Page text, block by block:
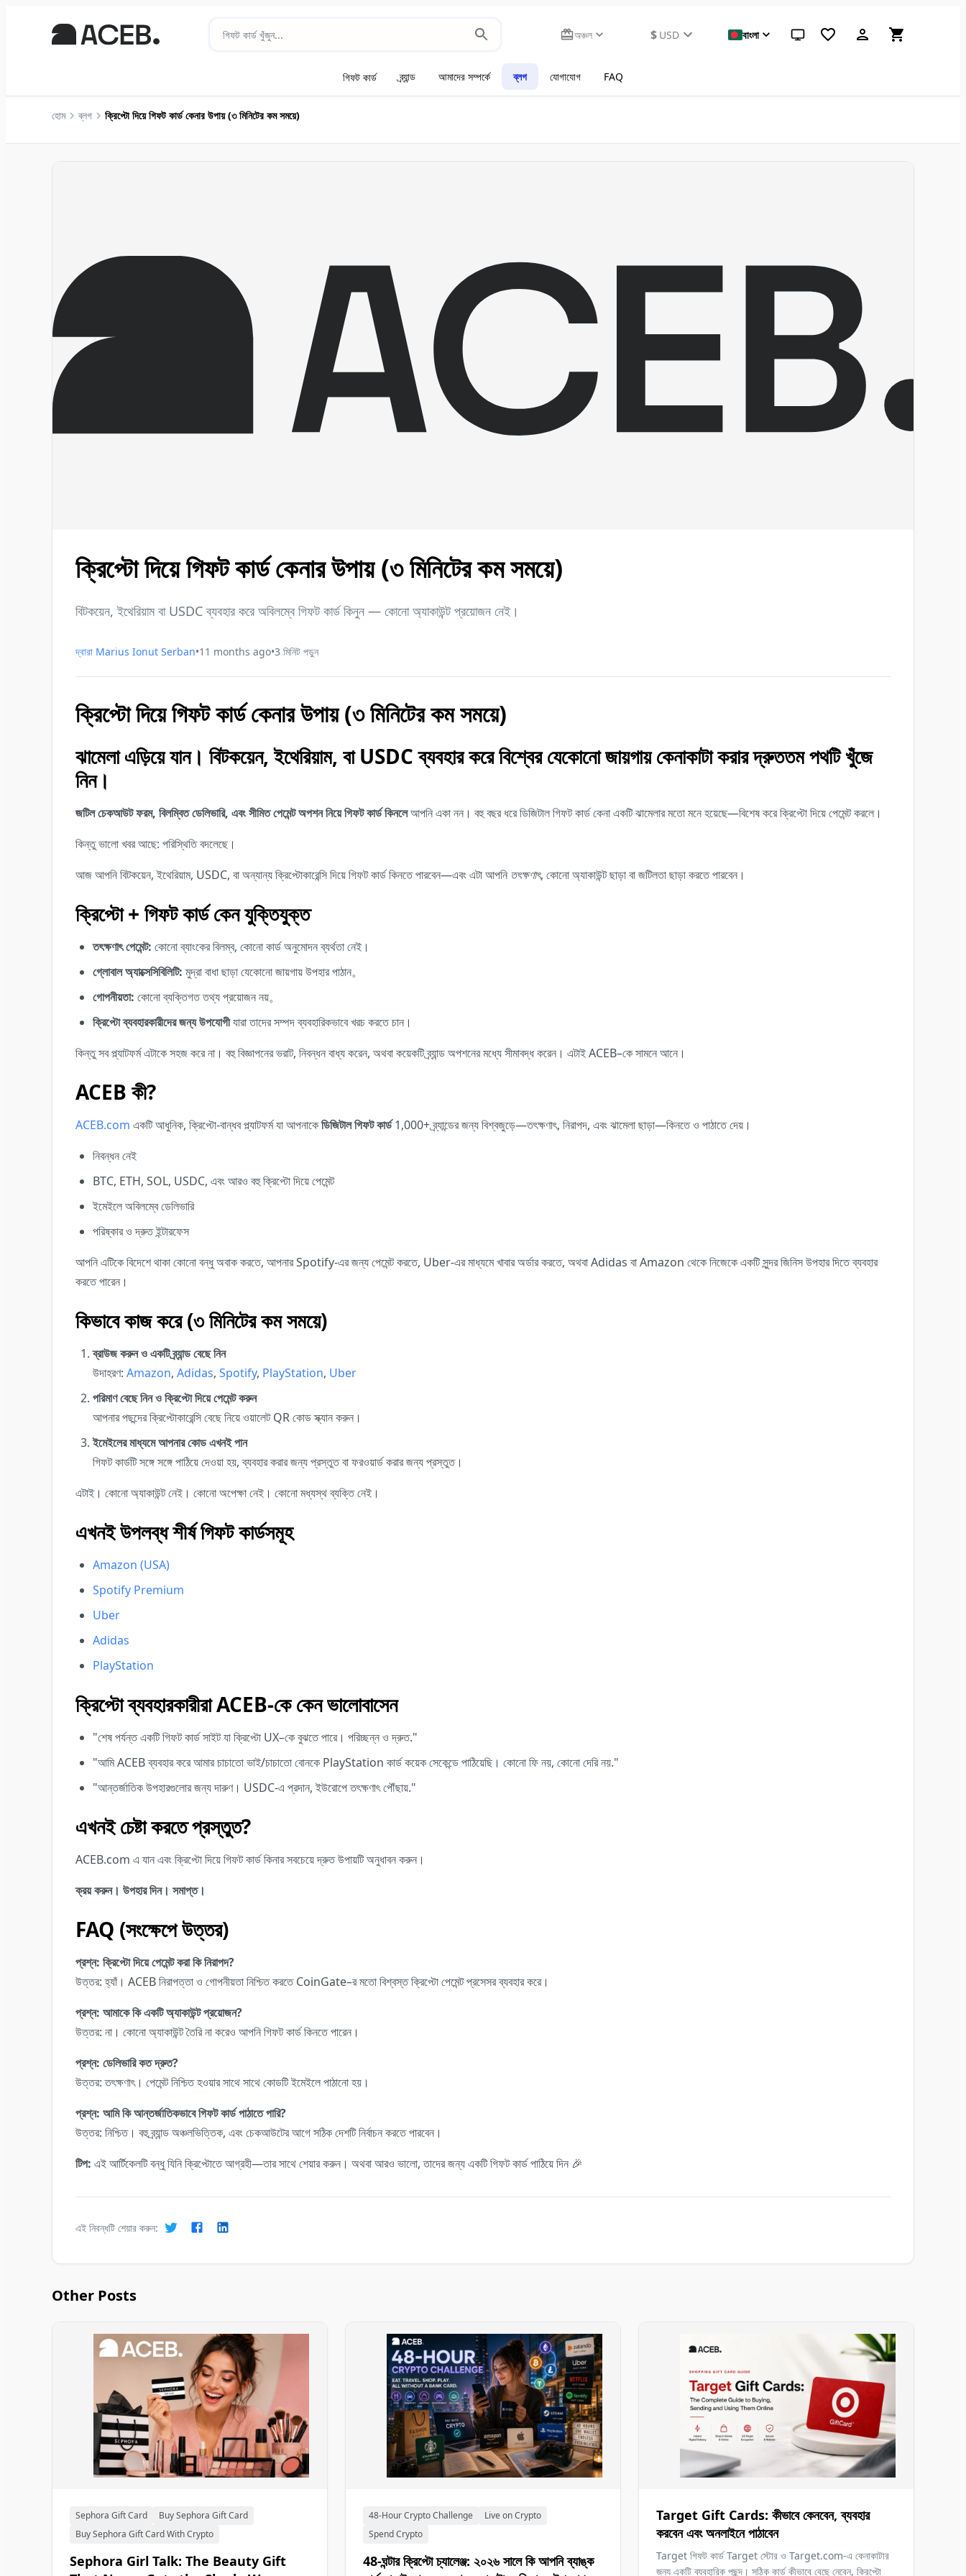
অঞ্চল $ USD বাংলা সিস্টেম থিম (লাইটের জন্য ক্লিক করুন)
গিফট কার্ড ব্র্যান্ড আমাদের সম্পর্কে ব্লগ যোগাযোগ FAQ
হোম ব্লগ ক্রিপ্টো দিয়ে গিফট কার্ড কেনার উপায় (৩ মিনিটের কম সময়ে)
ক্রিপ্টো দিয়ে গিফট কার্ড কেনার উপায় (৩ মিনিটের কম সময়ে)
বিটকয়েন, ইথেরিয়াম বা USDC ব্যবহার করে অবিলম্বে গিফট কার্ড কিনুন — কোনো অ্যাকাউন্ট প্রয়োজন নেই।
দ্বারা Marius Ionut Serban•11 months ago•3 মিনিট পড়ুন
ক্রিপ্টো দিয়ে গিফট কার্ড কেনার উপায় (৩ মিনিটের কম সময়ে)
ঝামেলা এড়িয়ে যান। বিটকয়েন, ইথেরিয়াম, বা USDC ব্যবহার করে বিশ্বের যেকোনো জায়গায় কেনাকাটা করার দ্রুততম পথটি খুঁজে
নিন।
জটিল চেকআউট ফরম, বিলম্বিত ডেলিভারি, এবং সীমিত পেমেন্ট অপশন নিয়ে গিফট কার্ড কিনলেআপনি একা নন। বহু বছর ধরে ডিজিটাল গিফট কার্ড কেনা একটি ঝামেলার মতো মনে হয়েছে—বিশেষ করে ক্রিপ্টো দিয়ে পেমেন্ট করলে।
কিন্তু ভালো খবর আছে: পরিস্থিতি বদলেছে।
আজ আপনি বিটকয়েন, ইথেরিয়াম, USDC, বা অন্যান্য ক্রিপ্টোকারেন্সি দিয়ে গিফট কার্ড কিনতে পারবেন—এবং এটা আপনি তৎক্ষণাৎ, কোনো অ্যাকাউন্ট ছাড়া বা জটিলতা ছাড়া করতে পারবেন।
ক্রিপ্টো + গিফট কার্ড কেন যুক্তিযুক্ত
তৎক্ষণাৎ পেমেন্ট: কোনো ব্যাংকের বিলম্ব, কোনো কার্ড অনুমোদন ব্যর্থতা নেই।
গ্লোবাল অ্যাক্সেসিবিলিটি: মুদ্রা বাধা ছাড়া যেকোনো জায়গায় উপহার পাঠান。
গোপনীয়তা: কোনো ব্যক্তিগত তথ্য প্রয়োজন নয়。
ক্রিপ্টো ব্যবহারকারীদের জন্য উপযোগীযারা তাদের সম্পদ ব্যবহারিকভাবে খরচ করতে চান।
কিন্তু সব প্ল্যাটফর্ম এটাকে সহজ করে না। বহু বিজ্ঞাপনের ভরাট, নিবন্ধন বাধ্য করেন, অথবা কয়েকটি ব্র্যান্ড অপশনের মধ্যে সীমাবদ্ধ করেন। এটাই ACEB–কে সামনে আনে।
ACEB কী?
ACEB.com একটি আধুনিক, ক্রিপ্টো-বান্ধব প্ল্যাটফর্ম যা আপনাকেডিজিটাল গিফট কার্ড1,000+ ব্র্যান্ডের জন্য বিশ্বজুড়ে—তৎক্ষণাৎ, নিরাপদ, এবং ঝামেলা ছাড়া—কিনতে ও পাঠাতে দেয়।
নিবন্ধন নেই
BTC, ETH, SOL, USDC, এবং আরও বহু ক্রিপ্টো দিয়ে পেমেন্ট
ইমেইলে অবিলম্বে ডেলিভারি
পরিষ্কার ও দ্রুত ইন্টারফেস
আপনি এটিকে বিদেশে থাকা কোনো বন্ধু অবাক করতে, আপনার Spotify-এর জন্য পেমেন্ট করতে, Uber-এর মাধ্যমে খাবার অর্ডার করতে, অথবা Adidas বা Amazon থেকে নিজেকে একটি সুন্দর জিনিস উপহার দিতে ব্যবহার
করতে পারেন।
কিভাবে কাজ করে (৩ মিনিটের কম সময়ে)
ব্রাউজ করুন ও একটি ব্র্যান্ড বেছে নিন
উদাহরণ: Amazon, Adidas, Spotify, PlayStation, Uber
পরিমাণ বেছে নিন ও ক্রিপ্টো দিয়ে পেমেন্ট করুন
আপনার পছন্দের ক্রিপ্টোকারেন্সি বেছে নিয়ে ওয়ালেট QR কোড স্ক্যান করুন।
ইমেইলের মাধ্যমে আপনার কোড এখনই পান
গিফট কার্ডটি সঙ্গে সঙ্গে পাঠিয়ে দেওয়া হয়, ব্যবহার করার জন্য প্রস্তুত বা ফরওয়ার্ড করার জন্য প্রস্তুত।
এটাই। কোনো অ্যাকাউন্ট নেই। কোনো অপেক্ষা নেই। কোনো মধ্যস্থ ব্যক্তি নেই।
এখনই উপলব্ধ শীর্ষ গিফট কার্ডসমূহ
Amazon (USA)
Spotify Premium
Uber
Adidas
PlayStation
ক্রিপ্টো ব্যবহারকারীরা ACEB-কে কেন ভালোবাসেন
"শেষ পর্যন্ত একটি গিফট কার্ড সাইট যা ক্রিপ্টো UX–কে বুঝতে পারে। পরিচ্ছন্ন ও দ্রুত."
"আমি ACEB ব্যবহার করে আমার চাচাতো ভাই/চাচাতো বোনকে PlayStation কার্ড কয়েক সেকেন্ডে পাঠিয়েছি। কোনো ফি নয়, কোনো দেরি নয়."
"আন্তর্জাতিক উপহারগুলোর জন্য দারুণ। USDC-এ প্রদান, ইউরোপে তৎক্ষণাৎ পৌঁছায়."
এখনই চেষ্টা করতে প্রস্তুত?
ACEB.com এ যান এবং ক্রিপ্টো দিয়ে গিফট কার্ড কিনার সবচেয়ে দ্রুত উপায়টি অনুধাবন করুন।
ক্রয় করুন। উপহার দিন। সমাপ্ত।
FAQ (সংক্ষেপে উত্তর)
প্রশ্ন: ক্রিপ্টো দিয়ে পেমেন্ট করা কি নিরাপদ?
উত্তর: হ্যাঁ। ACEB নিরাপত্তা ও গোপনীয়তা নিশ্চিত করতে CoinGate–র মতো বিশ্বস্ত ক্রিপ্টো পেমেন্ট প্রসেসর ব্যবহার করে।
প্রশ্ন: আমাকে কি একটি অ্যাকাউন্ট প্রয়োজন?
উত্তর: না। কোনো অ্যাকাউন্ট তৈরি না করেও আপনি গিফট কার্ড কিনতে পারেন।
প্রশ্ন: ডেলিভারি কত দ্রুত?
উত্তর: তৎক্ষণাৎ। পেমেন্ট নিশ্চিত হওয়ার সাথে সাথে কোডটি ইমেইলে পাঠানো হয়।
প্রশ্ন: আমি কি আন্তর্জাতিকভাবে গিফট কার্ড পাঠাতে পারি?
উত্তর: নিশ্চিত। বহু ব্র্যান্ড অঞ্চলভিত্তিক, এবং চেকআউটের আগে সঠিক দেশটি নির্বাচন করতে পারবেন।
টিপ: এই আর্টিকেলটি বন্ধু যিনি ক্রিপ্টোতে আগ্রহী—তার সাথে শেয়ার করুন। অথবা আরও ভালো, তাদের জন্য একটি গিফট কার্ড পাঠিয়ে দিন 🎉
এই নিবন্ধটি শেয়ার করুন:
Other Posts
Sephora Gift Card
Buy Sephora Gift Card
Buy Sephora Gift Card With Crypto
Sephora Girl Talk: The Beauty Gift
48-Hour Crypto Challenge
Live on Crypto
Spend Crypto
48-ঘন্টার ক্রিপ্টো চ্যালেঞ্জ: ২০২৬ সালে কি আপনি ব্যাঙ্ক
Target Gift Cards: কীভাবে কেনবেন, ব্যবহার
করবেন এবং অনলাইনে পাঠাবেন
Target গিফট কার্ড Target স্টোর ও Target.com-এ কেনাকাটার
জন্য একটি ব্যবহারিক পছন্দ। সঠিক কার্ড কীভাবে বেছে নেবেন, ক্রিপ্টো